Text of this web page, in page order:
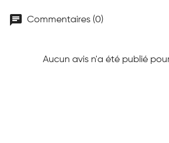
chat Commentaires (0)
Aucun avis n'a été publié